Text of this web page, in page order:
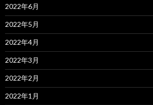
2022年6月
2022年5月
2022年4月
2022年3月
2022年2月
2022年1月